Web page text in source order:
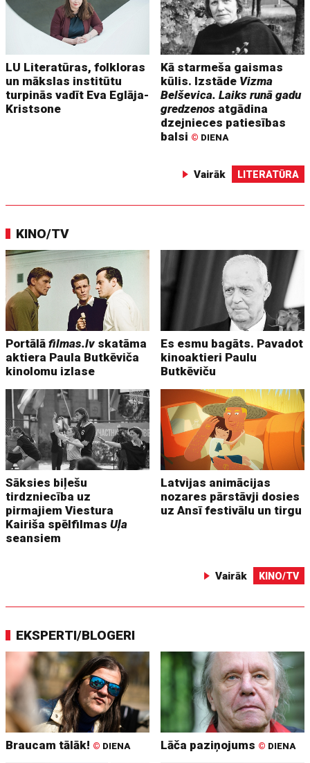
LU Literatūras, folkloras
un mākslas institūtu
turpinās vadīt Eva Eglāja-
Kristsone
Kā starmeša gaismas
kūlis. Izstāde Vizma
Belševica. Laiks runā gadu
gredzenos atgādina
dzejnieces patiesības
balsi © DIENA
Vairāk LITERATŪRA
KINO/TV
Portālāfilmas.lv skatāma
aktiera Paula Butkēviča
kinolomu izlase
Es esmu bagāts. Pavadot
kinoaktieri Paulu
Butkēviču
Sāksies biļešu
tirdzniecība uz
pirmajiem Viestura
Kairiša spēlfilmasUļa
seansiem
Latvijas animācijas
nozares pārstāvji dosies
uz Ansī festivālu un tirgu
Vairāk KINO/TV
EKSPERTI/BLOGERI
Braucam tālāk! © DIENA Lāča paziņojums © DIENA